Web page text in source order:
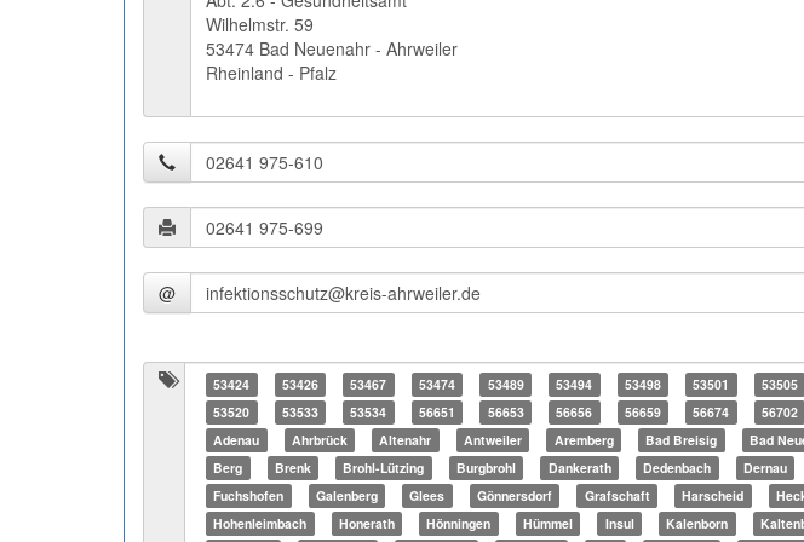
Wilhelmstr. 59
53474 Bad Neuenahr - Ahrweiler
Rheinland - Pfalz
@
53424 53426 53467 53474 53489 53494 53498 53501 53505
53520
53533 53534 56651 56653 56656 56659 56674 56702
Adenau
Ahrbrück Altenahr Antweiler Aremberg Bad Breisig Bad
Berg
Brenk Brohl-Lützing Burgbrohl Dankerath Dedenbach Dernau
Fuchshofen
Galenberg Glees Gönnersdorf Grafschaft Harscheid
Hohenleimbach
Honerath Hönningen Hümmel Insul Kalenborn